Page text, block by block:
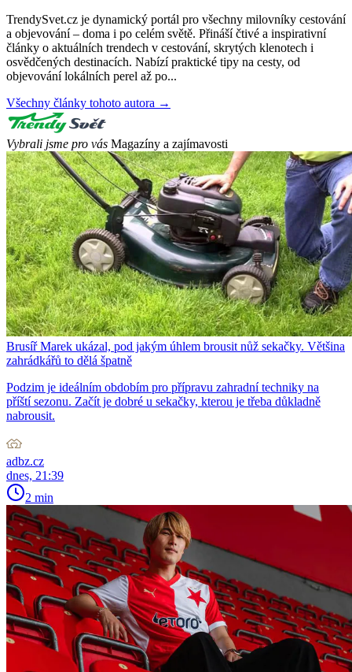
TrendySvet.cz je dynamický portál pro všechny milovníky cestování
a objevování – doma i po celém světě. Přináší čtivé a inspirativní
články o aktuálních trendech v cestování, skrytých klenotech i
osvědčených destinacích. Nabízí praktické tipy na cesty, od
objevování lokálních perel až po...
Všechny články tohoto autora →
Vybrali jsme pro vás Magazíny a zajímavosti
Brusíř Marek ukázal, pod jakým úhlem brousit nůž sekačky. Většina
zahrádkářů to dělá špatně
Podzim je ideálním obdobím pro přípravu zahradní techniky na
příští sezonu. Začít je dobré u sekačky, kterou je třeba důkladně
nabrousit.
adbz.cz
dnes, 21:39
2 min